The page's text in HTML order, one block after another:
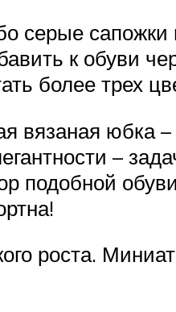
серые
к обуви
более трех
вязаная юбка –
–
подобной
роста.